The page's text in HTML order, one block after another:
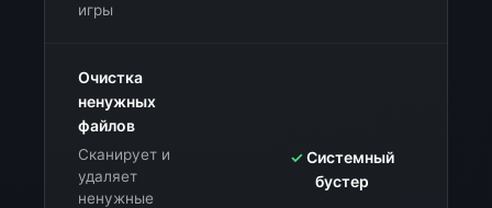
игры
Очистка
ненужных
файлов
Сканирует и
удаляет
ненужные
✓Системный
бустер